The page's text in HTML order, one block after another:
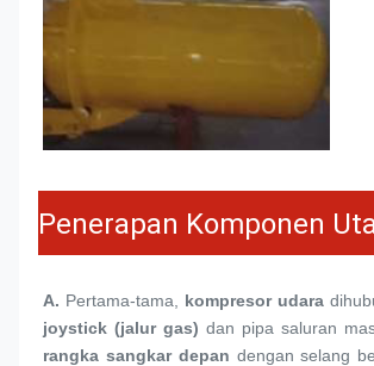
Penerapan Komponen
A. Pertama-tama, kompresor udara
joystick (jalur gas)
rangka sangkar depan dengan selang